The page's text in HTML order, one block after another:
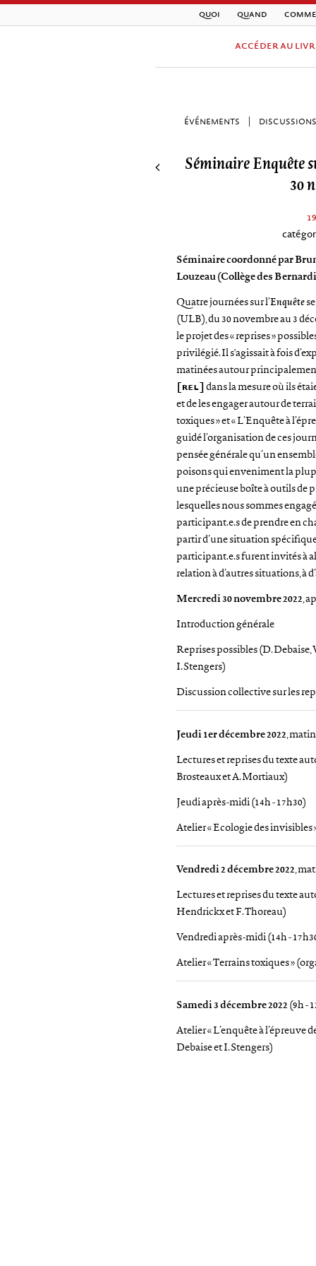
quoi quand
accéder au
événements discussions
Séminaire Enquête
30
Séminaire coordonné par
Louzeau (Collège des
Quatre journées sur l’ Enquête
(ULB), du 30 novembre au 3
le projet des « reprises »
privilégié. Il s'agissait à fois
matinées autour
rel
dans la mesure où ils
et de les engager autour de
toxiques » et « L’Enquête à
guidé l’organisation de ces
pensée générale qu’un
poisons qui enveniment la
une précieuse boîte à outils de
lesquelles nous sommes
participant.e.s de prendre en
partir d’une situation
participant.e.s furent invités à
relation à d’autres situations, à
Mercredi 30 novembre 2022,
Introduction générale
Reprises possibles (D. Debaise,
I. Stengers)
Discussion collective sur les
Jeudi 1er décembre 2022,
Lectures et reprises du texte
Brosteaux et A. Mortiaux)
Jeudi après-midi (14h - 17h30)
Atelier « Ecologie des invisibles
Vendredi 2 décembre 2022,
Lectures et reprises du texte
Hendrickx et F. Thoreau)
Vendredi après-midi (14h -
Atelier « Terrains toxiques »
Samedi 3 décembre 2022 (9h -
Atelier « L’enquête à l’épreuve
Debaise et I. Stengers)